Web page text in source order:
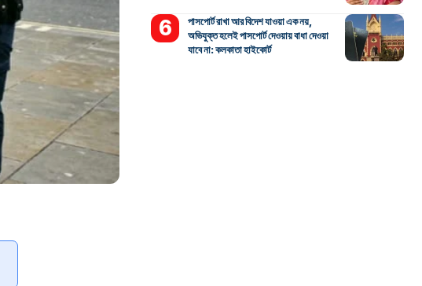
পাসপোর্ট রাখা আর বিদেশ যাওয়া এক নয়,
অভিযুক্ত হলেই পাসপোর্ট দেওয়ায় বাধা দেওয়া
যাবে না: কলকাতা হাইকোর্ট